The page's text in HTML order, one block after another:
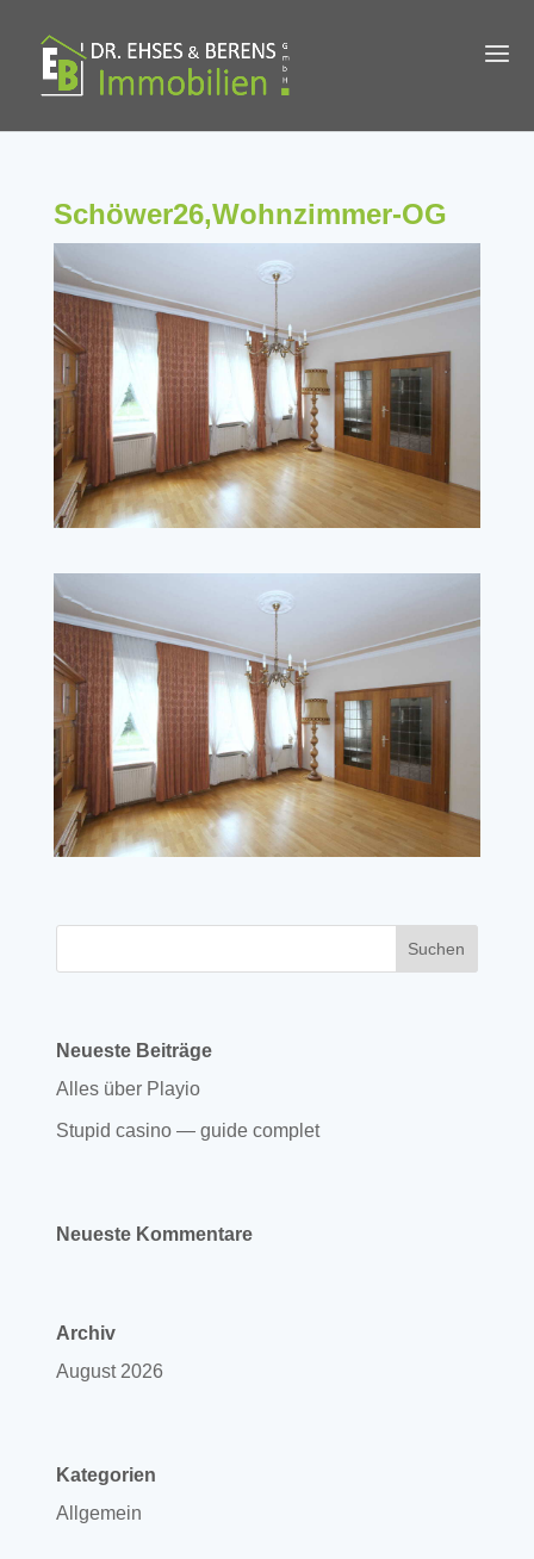
Schöwer26,Wohnzimmer-OG
Neueste Beiträge
Alles über Playio
Stupid casino — guide complet
Neueste Kommentare
Archiv
August 2026
Kategorien
Allgemein